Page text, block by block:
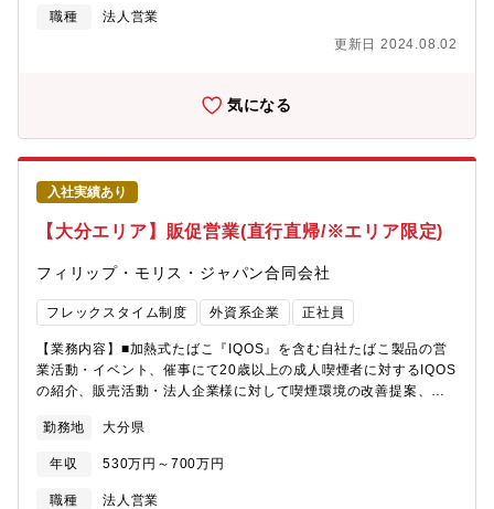
ームのプランを立てていきます。(3)販売：自ら企画したリフォー
力】自身のアイディアを形にし、それを自らお客様に提案してい
直接感じることができるやりがいのある業務です。
職種
法人営業
更新日 2024.08.02
気になる
入社実績あり
【大分エリア】販促営業(直行直帰/※エリア限定)
フィリップ・モリス・ジャパン合同会社
フレックスタイム制度 外資系企業 正社員
【業務内容】■加熱式たばこ『IQOS』を含む自社たばこ製品の営
業活動・イベント、催事にて20歳以上の成人喫煙者に対するIQOS
の紹介、販売活動・法人企業様に対して喫煙環境の改善提案、セ
り場改善提案、プロモーション活動の周知【残業時間】月20H以
内【魅力】★フレックスタイム制/1人1台社有車付与/直行直帰型営
業です！ライフイベントや家庭事情に合わせて、時間管理が比較
的にしやすいです。★営業として個人で動く事がメインですが、
勤務地 大分県
年収 530万円～700万円
職種
法人営業